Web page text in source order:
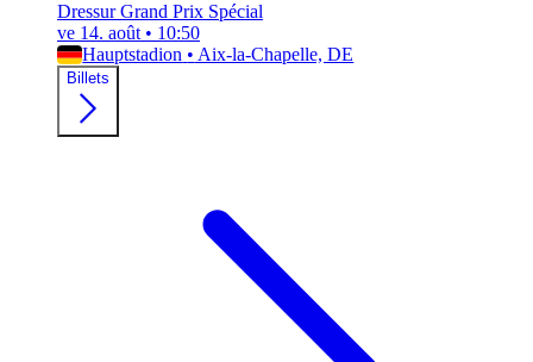
Dressur Grand Prix Spécial
ve 14. août • 10:50
Hauptstadion • Aix-la-Chapelle, DE
Billets